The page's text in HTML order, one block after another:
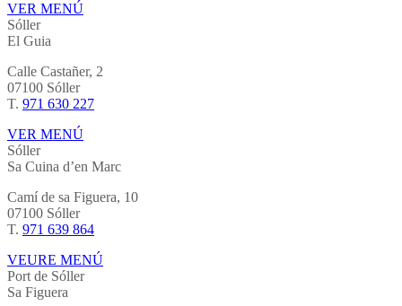
VER MENÚ
Sóller
El Guia
Calle Castañer, 2
07100 Sóller
T. 971 630 227
VER MENÚ
Sóller
Sa Cuina d’en Marc
Camí de sa Figuera, 10
07100 Sóller
T. 971 639 864
VEURE MENÚ
Port de Sóller
Sa Figuera